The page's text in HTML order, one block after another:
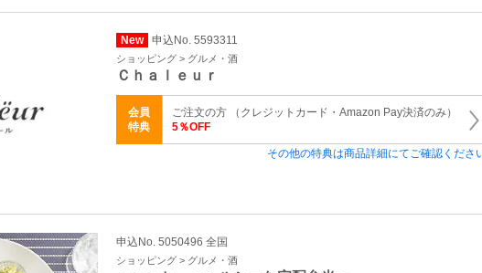
New 申込No. 5593311
ショッピング > グルメ・酒
Ｃｈａｌｅｕｒ
会員
特典
ご注文の方 （クレジットカード・Amazon Pay決済のみ）
5％OFF
その他の特典は商品詳細にてご確認くださ
申込No. 5050496 全国
ショッピング > グルメ・酒